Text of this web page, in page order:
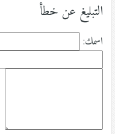
التبليغ عن خطأ
اسمك: